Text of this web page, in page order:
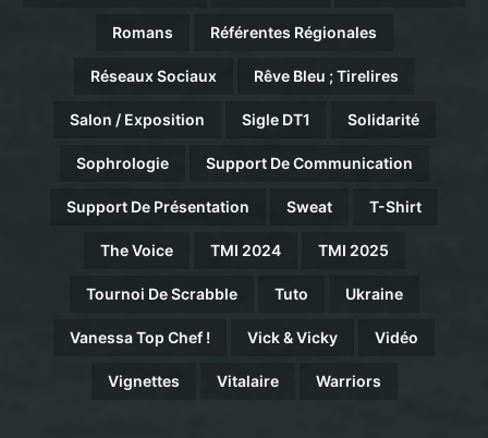
Romans Référentes Régionales
Réseaux Sociaux Rêve Bleu ; Tirelires
Salon / Exposition Sigle DT1 Solidarité
Sophrologie Support De Communication
Support De Présentation Sweat T-Shirt
The Voice TMI 2024 TMI 2025
Tournoi De Scrabble Tuto Ukraine
Vanessa Top Chef ! Vick & Vicky Vidéo
Vignettes Vitalaire Warriors